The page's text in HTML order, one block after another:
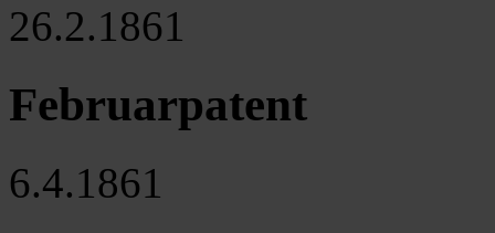
26.2.1861
Februarpatent
6.4.1861